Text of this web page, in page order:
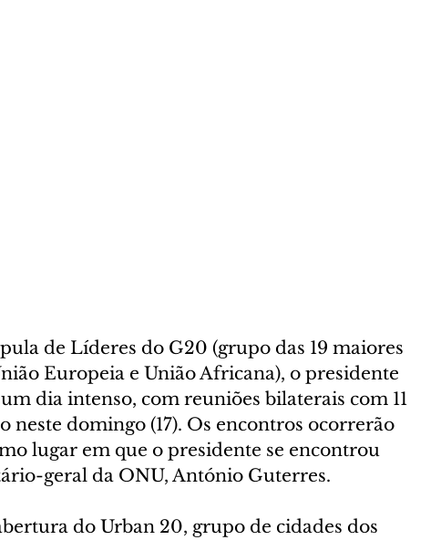
de Líderes do G20 (grupo das 19 maiores
Europeia e União Africana), o presidente
dia intenso, com reuniões bilaterais com 11
neste domingo (17). Os encontros ocorrerão
lugar em que o presidente se encontrou
geral da ONU, António Guterres.
do Urban 20, grupo de cidades dos